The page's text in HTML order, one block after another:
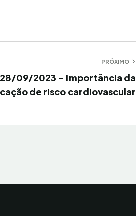
PRÓXIMO
28/09/2023 – Importância da
de risco cardiovascular